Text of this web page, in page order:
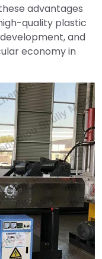
advantages
quality plastic
and
economy in